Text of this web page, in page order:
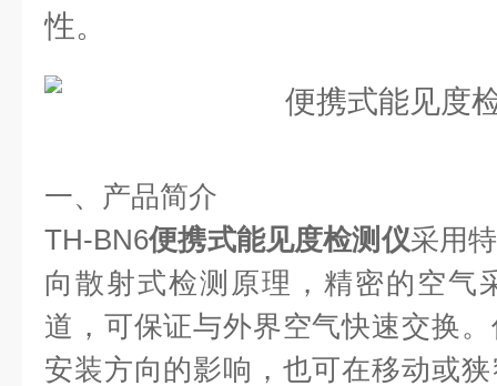
性。
一、产品简介
TH-BN6便携式能见度检测仪采用
向散射式检测原理，精密的空气
道，可保证与外界空气快速交换
安装方向的影响，也可在移动或